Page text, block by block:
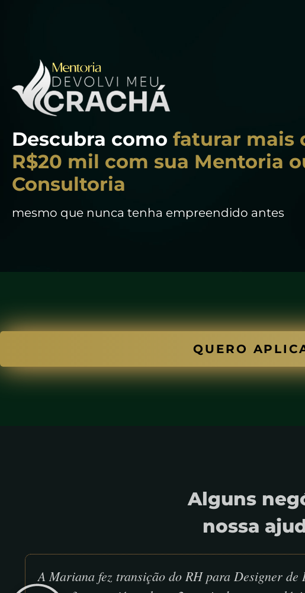
Descubra como faturar mais
R$20 mil com sua Mentoria
Consultoria
mesmo que nunca tenha empreendido antes
QUERO
Alguns
nossa
A Mariana fez transição do RH para Designer de